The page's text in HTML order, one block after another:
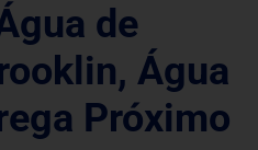
de
Água
Próximo